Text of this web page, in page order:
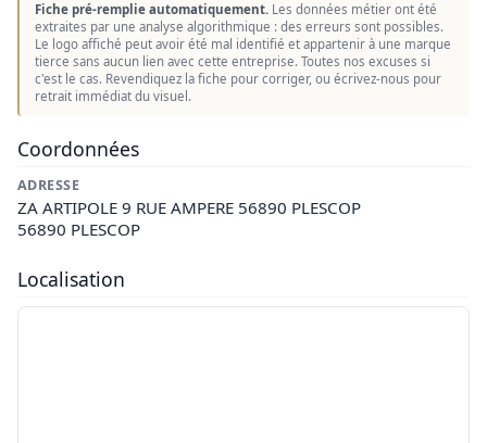
Fiche pré-remplie automatiquement. Les données métier ont été
extraites par une analyse algorithmique : des erreurs sont possibles.
Le logo affiché peut avoir été mal identifié et appartenir à une marque
tierce sans aucun lien avec cette entreprise. Toutes nos excuses si
c'est le cas. Revendiquez la fiche pour corriger, ou écrivez-nous pour
retrait immédiat du visuel.
Coordonnées
ADRESSE
ZA ARTIPOLE 9 RUE AMPERE 56890 PLESCOP
56890 PLESCOP
Localisation